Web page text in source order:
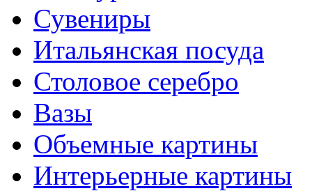
Сувениры
Итальянская посуда
Столовое серебро
Вазы
Объемные картины
Интерьерные картины